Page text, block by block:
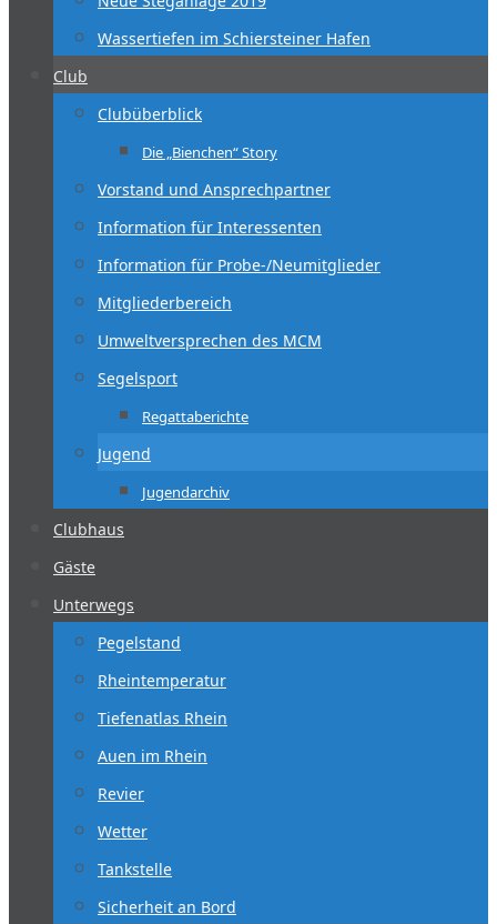
Wassertiefen im Schiersteiner Hafen
Club
Clubüberblick
Die „Bienchen“ Story
Vorstand und Ansprechpartner
Information für Interessenten
Information für Probe-/Neumitglieder
Mitgliederbereich
Umweltversprechen des MCM
Segelsport
Regattaberichte
Jugend
Jugendarchiv
Clubhaus
Gäste
Unterwegs
Pegelstand
Rheintemperatur
Tiefenatlas Rhein
Auen im Rhein
Revier
Wetter
Tankstelle
Sicherheit an Bord